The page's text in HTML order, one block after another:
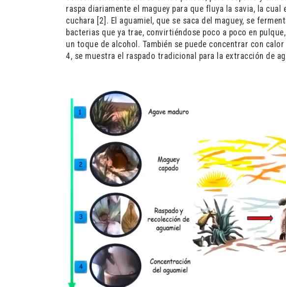
raspa diariamente el maguey para que fluya la savia, la
cuchara [2]. El aguamiel, que se saca del maguey, se
bacterias que ya trae, convirtiéndose poco a poco en
un toque de alcohol. También se puede concentrar con
4, se muestra el raspado tradicional para la extracción de